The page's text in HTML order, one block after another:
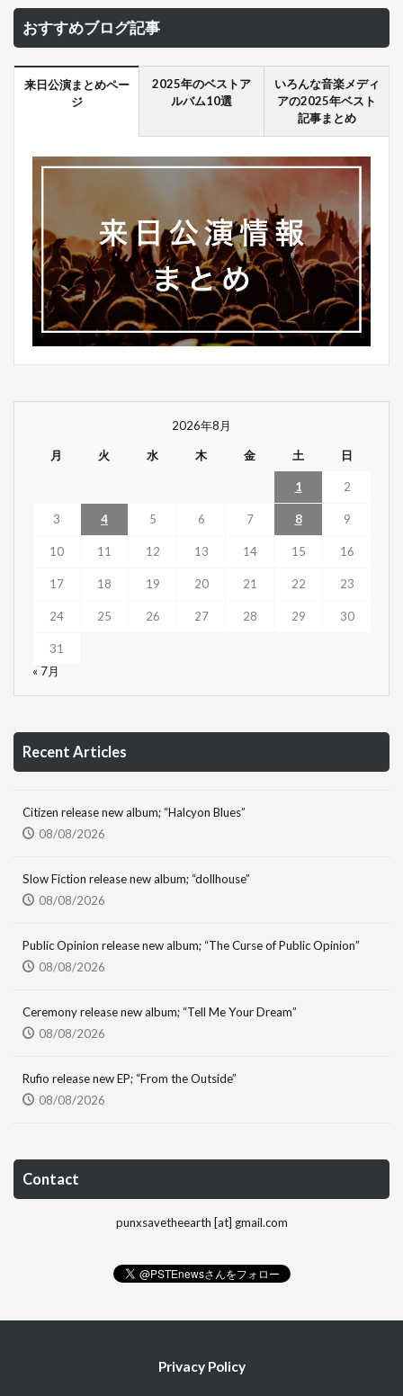
おすすめブログ記事
来日公演まとめペー
ジ
2025年のベストア
ルバム10選
いろんな音楽メディ
アの2025年ベスト
記事まとめ
2026年8月
月 火 水 木 金 土 日
1 2
3 4 5 6 7 8 9
10 11 12 13 14 15 16
17 18 19 20 21 22 23
24 25 26 27 28 29 30
31
« 7月
Recent Articles
Citizen release new album; “Halcyon Blues”
08/08/2026
Slow Fiction release new album; “dollhouse”
08/08/2026
Public Opinion release new album; “The Curse of Public Opinion”
08/08/2026
Ceremony release new album; “Tell Me Your Dream”
08/08/2026
Rufio release new EP; “From the Outside”
08/08/2026
Contact
punxsavetheearth [at] gmail.com
Privacy Policy